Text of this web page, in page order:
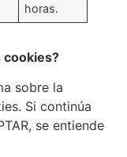
horas.
cookies?
sobre la
Si continúa
se entiende